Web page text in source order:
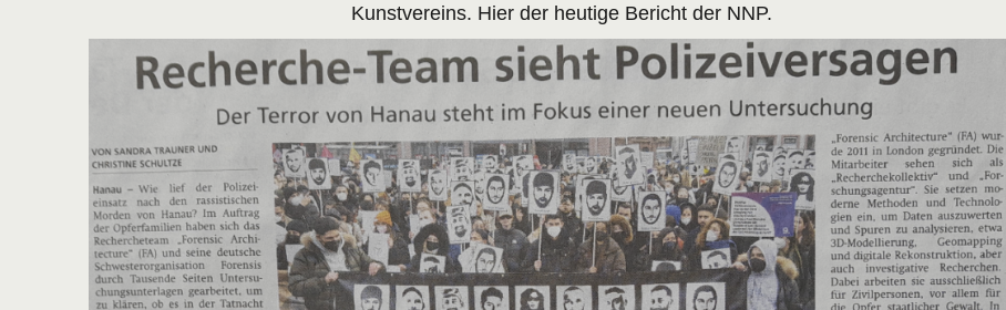
Kunstvereins. Hier der heutige Bericht der NNP.